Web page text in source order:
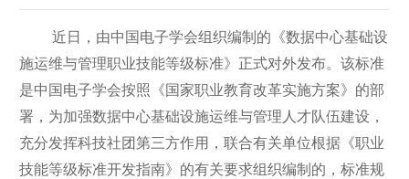
近日，由中国电子学会组织编制的《数据中心基础设
施运维与管理职业技能等级标准》正式对外发布。该标准
是中国电子学会按照《国家职业教育改革实施方案》的部
署，为加强数据中心基础设施运维与管理人才队伍建设，
充分发挥科技社团第三方作用，联合有关单位根据《职业
技能等级标准开发指南》的有关要求组织编制的，标准规